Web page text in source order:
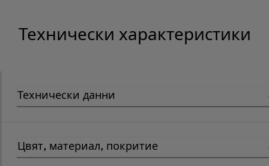
Технически характеристики
Технически данни
Цвят, материал, покритие